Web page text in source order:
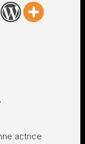
actrice